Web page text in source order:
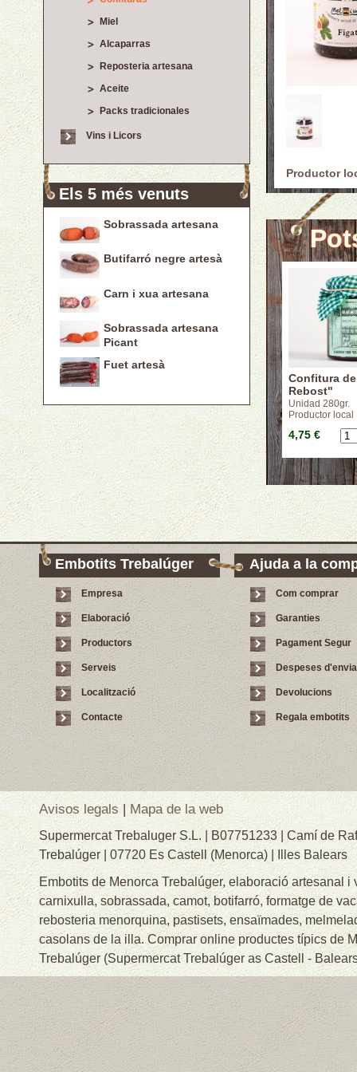
Miel
Alcaparras
Reposteria artesana
Aceite
Packs tradicionales
Vins i Licors
Els 5 més venuts
Sobrassada artesana
Butifarró negre artesà
Carn i xua artesana
Sobrassada artesana
Picant
Fuet artesà
Productor
Confitura
Rebost"
Unidad 280gr.
Productor local
4,75 €
Embotits Trebalúger
Empresa
Elaboració
Productors
Serveis
Localització
Contacte
Ajuda a la
Com comprar
Garanties
Pagament Segur
Despeses
Devolucions
Regala embotits
Avisos legals | Mapa de la web
Supermercat Trebaluger S.L. | B07751233 | Camí de
Trebalúger | 07720 Es Castell (Menorca) | Illes Balears
Embotits de Menorca Trebalúger, elaboració artesanal i
carnixulla, sobrassada, camot, botifarró, formatge de
rebosteria menorquina, pastisets, ensaïmades,
casolans de la illa. Comprar online productes típics de
Trebalúger (Supermercat Trebalúger as Castell -